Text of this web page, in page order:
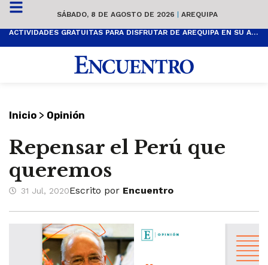
SÁBADO, 8 DE AGOSTO DE 2026 | AREQUIPA
ACTIVIDADES GRATUITAS PARA DISFRUTAR DE AREQUIPA EN SU ANIVERSARIO
Inicio > Opinión
Repensar el Perú que
queremos
31 Jul, 2020Escrito por Encuentro